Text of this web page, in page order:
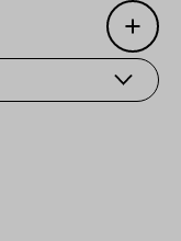
Open